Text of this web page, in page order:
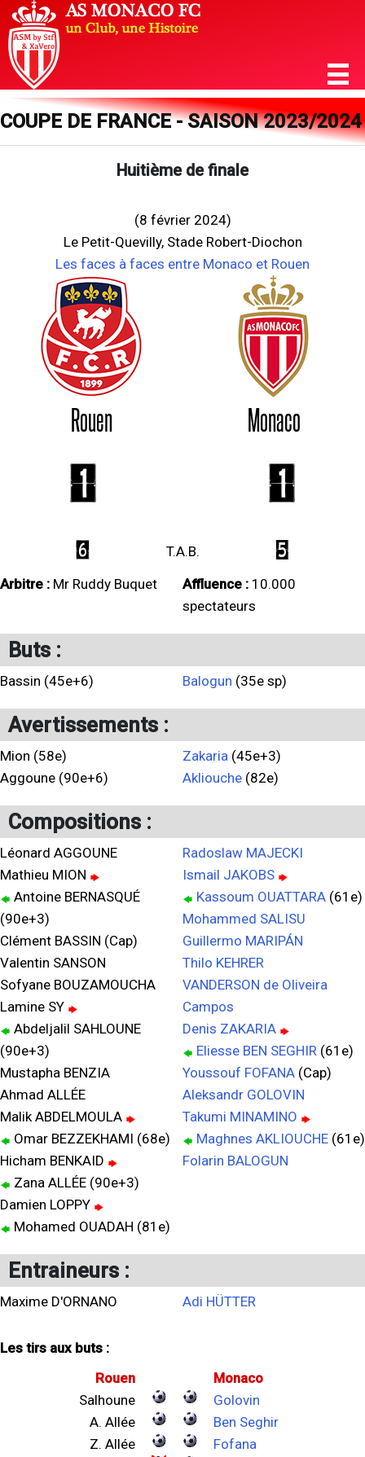
COUPE DE FRANCE - SAISON 2023/2024
Huitième de finale
(8 février 2024)
Le Petit-Quevilly, Stade Robert-Diochon
Les faces à faces entre Monaco et Rouen
Rouen Monaco
1 1
6 T.A.B. 5
Arbitre : Mr Ruddy Buquet Affluence : 10.000
spectateurs
Buts :
Bassin (45e+6) Balogun (35e sp)
Avertissements :
Mion (58e)
Aggoune (90e+6)
Zakaria (45e+3)
Akliouche (82e)
Compositions :
Léonard AGGOUNE
Mathieu MION
Antoine BERNASQUÉ
(90e+3)
Clément BASSIN (Cap)
Valentin SANSON
Sofyane BOUZAMOUCHA
Lamine SY
Abdeljalil SAHLOUNE
(90e+3)
Mustapha BENZIA
Ahmad ALLÉE
Malik ABDELMOULA
Omar BEZZEKHAMI (68e)
Hicham BENKAID
Zana ALLÉE (90e+3)
Damien LOPPY
Mohamed OUADAH (81e)
Radoslaw MAJECKI
Ismail JAKOBS
Kassoum OUATTARA (61e)
Mohammed SALISU
Guillermo MARIPÁN
Thilo KEHRER
VANDERSON de Oliveira
Campos
Denis ZAKARIA
Eliesse BEN SEGHIR (61e)
Youssouf FOFANA (Cap)
Aleksandr GOLOVIN
Takumi MINAMINO
Maghnes AKLIOUCHE (61e)
Folarin BALOGUN
Entraineurs :
Maxime D'ORNANO Adi HÜTTER
Les tirs aux buts :
Rouen
Monaco
Salhoune
Golovin
A. Allée
Ben Seghir
Z. Allée
Fofana